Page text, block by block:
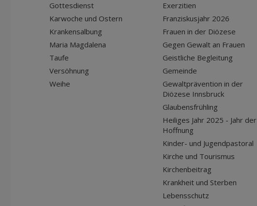
Gottesdienst
Karwoche und Ostern
Krankensalbung
Maria Magdalena
Taufe
Versöhnung
Weihe
Exerzitien
Franziskusjahr 2026
Frauen in der Diözese
Gegen Gewalt an Frauen
Geistliche Begleitung
Gemeinde
Gewaltprävention in der
Diözese Innsbruck
Glaubensfrühling
Heiliges Jahr 2025 - Jahr der
Hoffnung
Kinder- und Jugendpastoral
Kirche und Tourismus
Kirchenbeitrag
Krankheit und Sterben
Lebensschutz